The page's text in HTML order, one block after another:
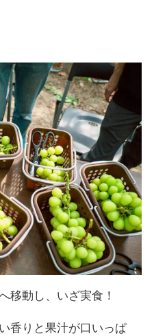
移動し、いざ実食！
香りと果汁が口いっぱ